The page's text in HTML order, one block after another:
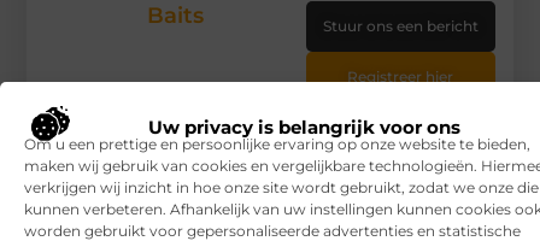
Uw privacy is belangrijk voor ons
Om u een prettige en persoonlijke ervaring op onze website te bieden,
maken wij gebruik van cookies en vergelijkbare technologieën.
verkrijgen wij inzicht in hoe onze site wordt gebruikt, zodat we onze
kunnen verbeteren. Afhankelijk van uw instellingen kunnen cookies
worden gebruikt voor gepersonaliseerde advertenties en statistische
Baits
Stuur ons een bericht
Registreer hier